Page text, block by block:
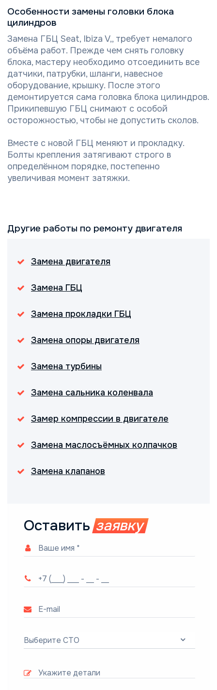
Особенности замены головки блока
цилиндров
Замена ГБЦ Seat, Ibiza V,, требует немалого
объёма работ. Прежде чем снять головку
блока, мастеру необходимо отсоединить все
датчики, патрубки, шланги, навесное
оборудование, крышку. После этого
демонтируется сама головка блока цилиндров.
Прикипевшую ГБЦ снимают с особой
осторожностью, чтобы не допустить сколов.
Вместе с новой ГБЦ меняют и прокладку.
Болты крепления затягивают строго в
определённом порядке, постепенно
увеличивая момент затяжки.
Другие работы по ремонту двигателя
Замена двигателя
Замена ГБЦ
Замена прокладки ГБЦ
Замена опоры двигателя
Замена турбины
Замена сальника коленвала
Замер компрессии в двигателе
Замена маслосъёмных колпачков
Замена клапанов
Оставить заявку
Выберите СТО